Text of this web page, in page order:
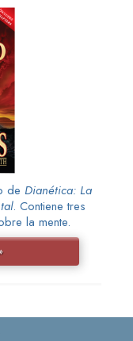
de Dianética: La
. Contiene tres
la mente.